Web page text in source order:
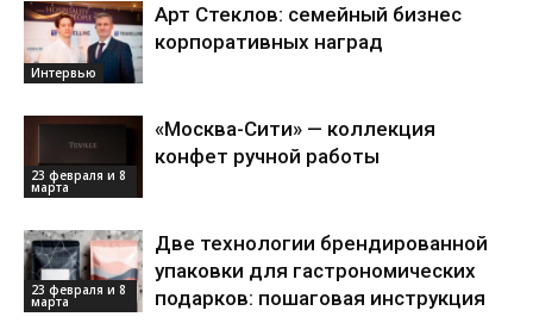
Интервью
Арт Стеклов: семейный бизнес
корпоративных наград
23 февраля и 8
марта
«Москва-Сити» — коллекция
конфет ручной работы
23 февраля и 8
марта
Две технологии брендированной
упаковки для гастрономических
подарков: пошаговая инструкция